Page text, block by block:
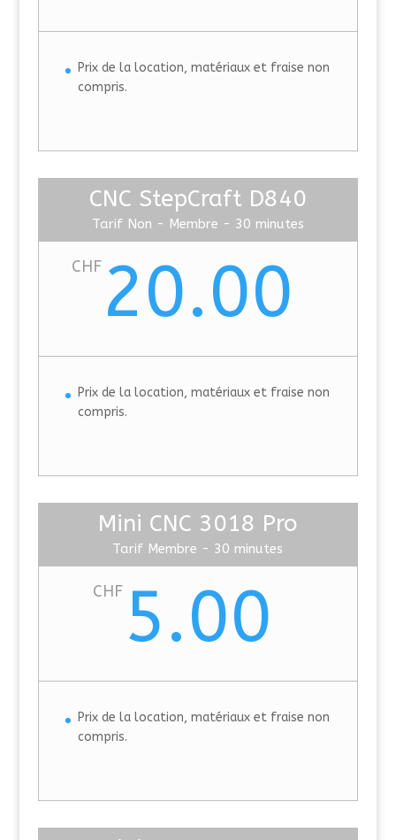
Prix de la location, matériaux et fraise non
compris.
CNC StepCraft D840
Tarif Non - Membre - 30 minutes
CHF 20.00
Prix de la location, matériaux et fraise non
compris.
Mini CNC 3018 Pro
Tarif Membre - 30 minutes
CHF 5.00
Prix de la location, matériaux et fraise non
compris.